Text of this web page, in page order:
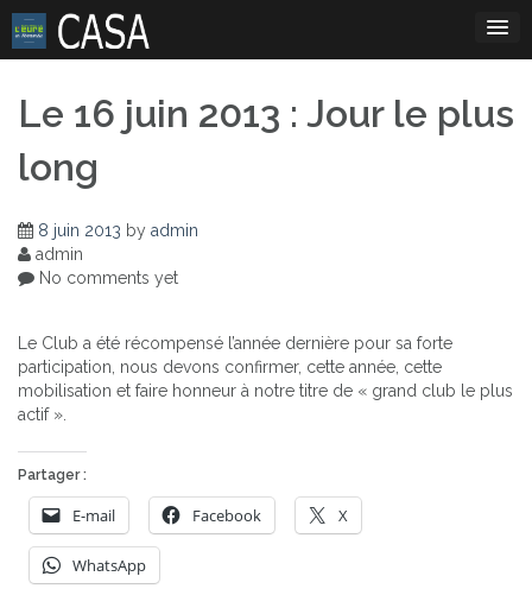
Skip
content
Le 16 juin 2013 : Jour le plus
long
8 juin 2013 by admin
admin
No comments yet
Le Club a été récompensé l’année dernière pour sa forte
participation, nous devons confirmer, cette année, cette
mobilisation et faire honneur à notre titre de « grand club le plus
actif ».
Partager :
E-mail Facebook X
WhatsApp